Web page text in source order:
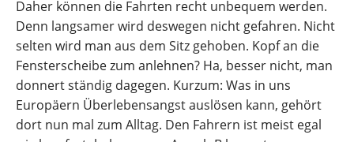
Daher können die Fahrten recht unbequem werden.
Denn langsamer wird deswegen nicht gefahren. Nicht
selten wird man aus dem Sitz gehoben. Kopf an die
Fensterscheibe zum anlehnen? Ha, besser nicht, man
donnert ständig dagegen. Kurzum: Was in uns
Europäern Überlebensangst auslösen kann, gehört
dort nun mal zum Alltag. Den Fahrern ist meist egal